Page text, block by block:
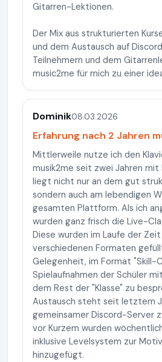
Gitarren-Lektionen.
Der Mix aus strukturierten
und dem Austausch auf
Teilnehmern und dem
music2me für mich zu einer
Dominik08.03.2026
Erfahrung nach 2 Jahren
Mittlerweile nutze ich den
musik2me seit zwei Jahren mit
liegt nicht nur an dem gut
sondern auch am lebendigen
gesamten Plattform. Als ich
wurden ganz frisch die Live-
Diese wurden im Laufe der
verschiedenen Formaten
Gelegenheit, im Format "Skill-
Spielaufnahmen der Schüler
dem Rest der "Klasse" zu
Austausch steht seit letztem
gemeinsamer Discord-Server
vor Kurzem wurden
inklusive Levelsystem zur
hinzugefügt.